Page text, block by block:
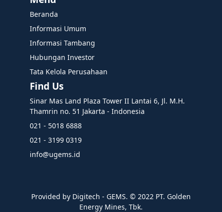
Beranda
Informasi Umum
Informasi Tambang
Hubungan Investor
Tata Kelola Perusahaan
Find Us
Sinar Mas Land Plaza Tower II Lantai 6, Jl. M.H.
Thamrin no. 51 Jakarta - Indonesia
021 - 5018 6888
021 - 3199 0319
info@ugems.id
Provided by Digitech - GEMS. ©️ 2022 PT. Golden
Energy Mines, Tbk.